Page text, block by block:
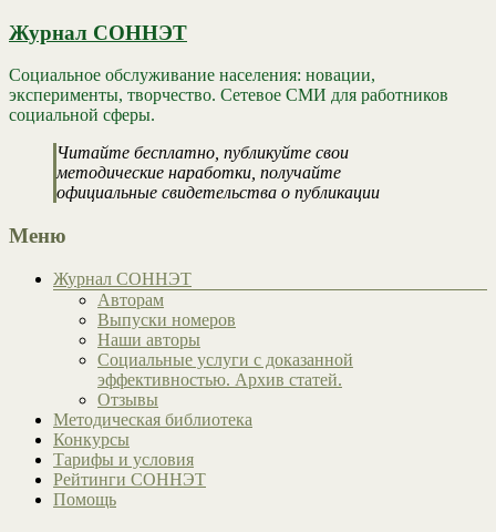
Журнал СОННЭТ
Социальное обслуживание населения: новации,
эксперименты, творчество. Сетевое СМИ для работников
социальной сферы.
Читайте бесплатно, публикуйте свои
методические наработки, получайте
официальные свидетельства о публикации
Меню
Журнал СОННЭТ
Авторам
Выпуски номеров
Наши авторы
Социальные услуги с доказанной
эффективностью. Архив статей.
Отзывы
Методическая библиотека
Конкурсы
Тарифы и условия
Рейтинги СОННЭТ
Помощь